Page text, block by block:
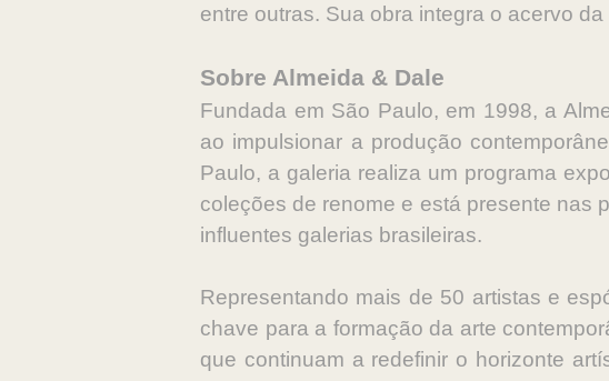
entre outras. Sua obra integra o acervo
Sobre Almeida & Dale
Fundada em São Paulo, em 1998, a
ao impulsionar a produção
Paulo, a galeria realiza um programa
coleções de renome e está presente nas
influentes galerias brasileiras.
Representando mais de 50 artistas e
chave para a formação da arte
que continuam a redefinir o horizonte